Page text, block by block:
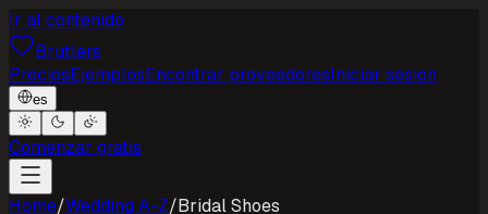
Ir al contenido
Brutlers
PreciosEjemplosEncontrar proveedoresIniciar sesion
es
Comenzar gratis
Home/Wedding A-Z/Bridal Shoes